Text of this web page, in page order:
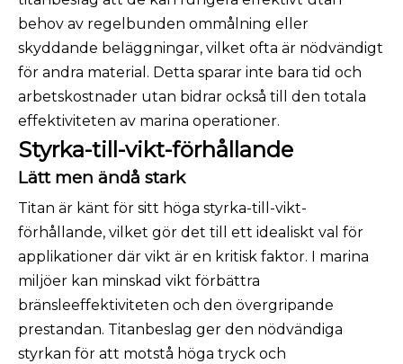
behov av regelbunden ommålning eller
skyddande beläggningar, vilket ofta är nödvändigt
för andra material. Detta sparar inte bara tid och
arbetskostnader utan bidrar också till den totala
effektiviteten av marina operationer.
Styrka-till-vikt-förhållande
Lätt men ändå stark
Titan är känt för sitt höga styrka-till-vikt-
förhållande, vilket gör det till ett idealiskt val för
applikationer där vikt är en kritisk faktor. I marina
miljöer kan minskad vikt förbättra
bränsleeffektiviteten och den övergripande
prestandan. Titanbeslag ger den nödvändiga
styrkan för att motstå höga tryck och